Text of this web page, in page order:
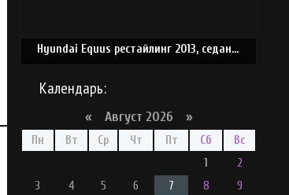
Hyundai Equus рестайлинг 2013, седан, 2 поколение (06.2013 - 01.2017)
Календарь:
« Август 2026 »
Пн Вт Ср Чт Пт Сб
Вс
1
2
3
4 5 6 7 8
9